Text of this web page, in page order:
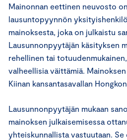
Mainonnan eettinen neuvosto
lausuntopyynnön
mainoksesta, joka on julkaistu
Lausunnonpyytäjän käsityksen
rehellinen tai
valheellisia väittämiä.
Kiinan kansantasavallan
Lausunnonpyytäjän mukaan
mainoksen julkaisemisessa
yhteiskunnallista vastuutaan.